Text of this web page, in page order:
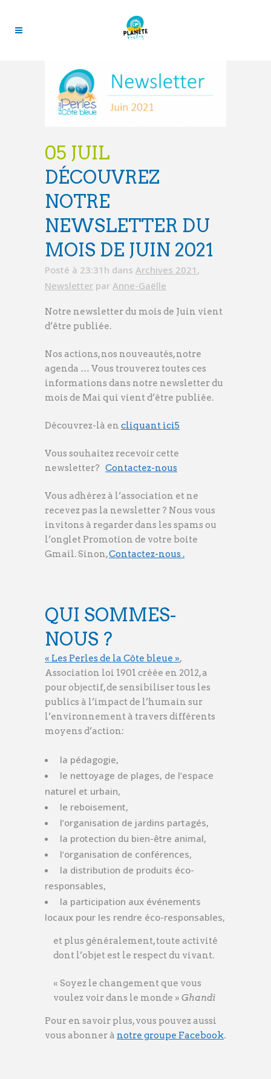
05 JUIL
DÉCOUVREZ
NOTRE
NEWSLETTER DU
MOIS DE JUIN 2021
Posté à 23:31h dans Archives 2021 ,
Newsletter par Anne-Gaëlle
Notre newsletter du mois de Juin vient
d’être publiée.
Nos actions, nos nouveautés, notre
agenda … Vous trouverez toutes ces
informations dans notre newsletter du
mois de Mai qui vient d’être publiée.
Découvrez-là en cliquant ici5
Vous souhaitez recevoir cette
newsletter? Contactez-nous
Vous adhérez à l’association et ne
recevez pas la newsletter ? Nous vous
invitons à regarder dans les spams ou
l’onglet Promotion de votre boite
Gmail. Sinon,Contactez-nous .
QUI SOMMES-
NOUS ?
« Les Perles de la Côte bleue »,
Association loi 1901 créée en 2012, a
pour objectif, de sensibiliser tous les
publics à l’impact de l’humain sur
l’environnement à travers différents
moyens d’action:
la pédagogie,
le nettoyage de plages, de l’espace
naturel et urbain,
le reboisement,
l’organisation de jardins partagés,
la protection du bien-être animal,
l’organisation de conférences,
la distribution de produits éco-
responsables,
la participation aux événements
locaux pour les rendre éco-responsables,
et plus généralement, toute activité
dont l’objet est le respect du vivant.
« Soyez le changement que vous
voulez voir dans le monde » Ghandi
Pour en savoir plus, vous pouvez aussi
vous abonner à notre groupe Facebook.